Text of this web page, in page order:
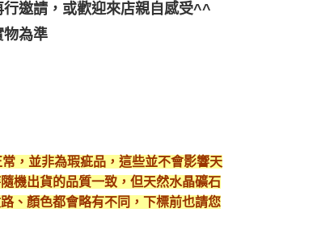
邀請，或歡迎來店親自感受^^
物為準
，並非為瑕疵品，這些並不會影響天
機出貨的品質一致，但天然水晶礦石
、顏色都會略有不同，下標前也請您